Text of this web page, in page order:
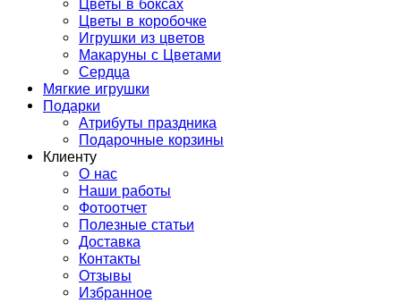
Цветы в боксах
Цветы в коробочке
Игрушки из цветов
Макаруны с Цветами
Сердца
Мягкие игрушки
Подарки
Атрибуты праздника
Подарочные корзины
Клиенту
О нас
Наши работы
Фотоотчет
Полезные статьи
Доставка
Контакты
Отзывы
Избранное